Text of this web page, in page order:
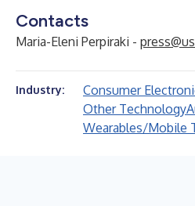
Contacts
Maria-Eleni Perpiraki -
Industry: Consumer
Other Technology
Wearables/Mobile